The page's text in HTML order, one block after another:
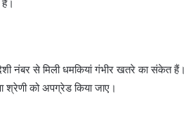
नंबर से मिली धमकियां गंभीर खतरे का संकेत हैं।
श्रेणी को अपग्रेड किया जाए।